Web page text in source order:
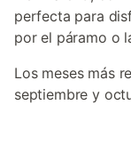
perfecta para
por el páramo o
Los meses más
septiembre y